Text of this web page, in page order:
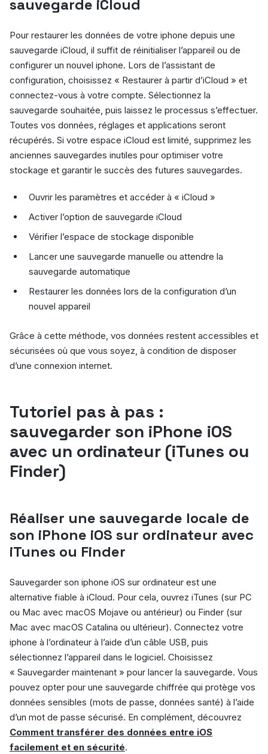
sauvegarde iCloud
Pour restaurer les données de votre iphone depuis une
sauvegarde iCloud, il suffit de réinitialiser l’appareil ou de
configurer un nouvel iphone. Lors de l’assistant de
configuration, choisissez « Restaurer à partir d’iCloud » et
connectez-vous à votre compte. Sélectionnez la
sauvegarde souhaitée, puis laissez le processus s’effectuer.
Toutes vos données, réglages et applications seront
récupérés. Si votre espace iCloud est limité, supprimez les
anciennes sauvegardes inutiles pour optimiser votre
stockage et garantir le succès des futures sauvegardes.
Ouvrir les paramètres et accéder à « iCloud »
Activer l’option de sauvegarde iCloud
Vérifier l’espace de stockage disponible
Lancer une sauvegarde manuelle ou attendre la
sauvegarde automatique
Restaurer les données lors de la configuration d’un
nouvel appareil
Grâce à cette méthode, vos données restent accessibles et
sécurisées où que vous soyez, à condition de disposer
d’une connexion internet.
Tutoriel pas à pas :
sauvegarder son iPhone iOS
avec un ordinateur (iTunes ou
Finder)
Réaliser une sauvegarde locale de
son iPhone iOS sur ordinateur avec
iTunes ou Finder
Sauvegarder son iphone iOS sur ordinateur est une
alternative fiable à iCloud. Pour cela, ouvrez iTunes (sur PC
ou Mac avec macOS Mojave ou antérieur) ou Finder (sur
Mac avec macOS Catalina ou ultérieur). Connectez votre
iphone à l’ordinateur à l’aide d’un câble USB, puis
sélectionnez l’appareil dans le logiciel. Choisissez
« Sauvegarder maintenant » pour lancer la sauvegarde. Vous
pouvez opter pour une sauvegarde chiffrée qui protège vos
données sensibles (mots de passe, données santé) à l’aide
d’un mot de passe sécurisé. En complément, découvrez
Comment transférer des données entre iOS
facilement et en sécurité.